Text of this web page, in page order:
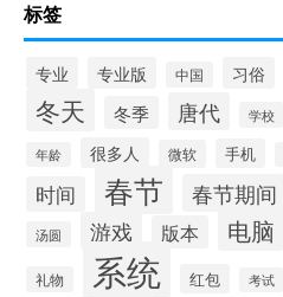
标签
专业 专业版 中国 习俗
冬天 冬季 唐代 学校
年龄 很多人 微软 手机
时间 春节 春节期间
汤圆 游戏 版本 电脑
礼物 系统 红包 考试